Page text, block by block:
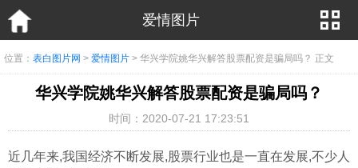
爱情图片
位置： 表白图片网 > 爱情图片 > 华兴学院姚华兴解答股票配资是骗局吗？ 正文
华兴学院姚华兴解答股票配资是骗局吗？
时间：2020-07-21 17:23:51
近几年来,我国经济不断发展,股票行业也是一直在发展,不少人